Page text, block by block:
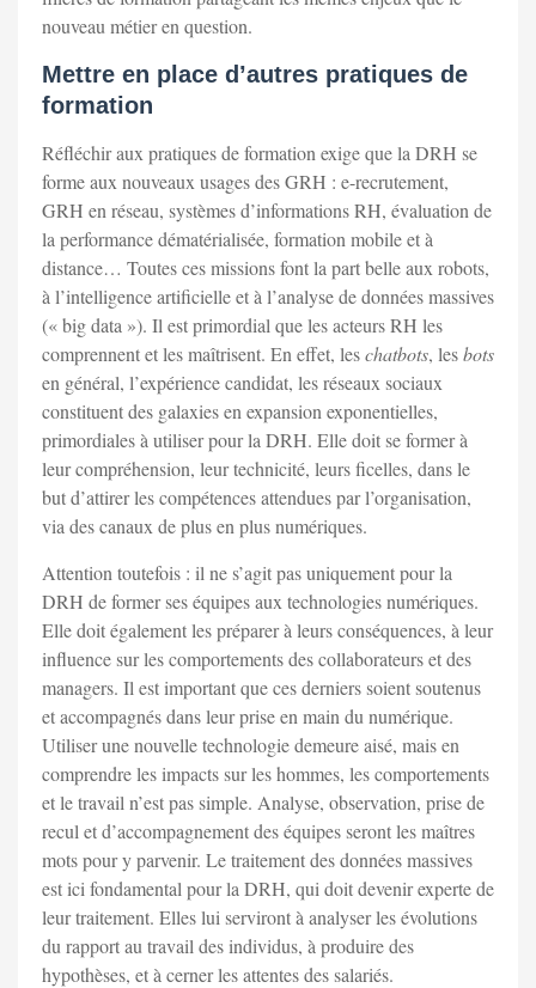
nouveau métier en question.
Mettre en place d’autres pratiques de
formation
Réfléchir aux pratiques de formation exige que la DRH se
forme aux nouveaux usages des GRH : e-recrutement,
GRH en réseau, systèmes d’informations RH, évaluation de
la performance dématérialisée, formation mobile et à
distance… Toutes ces missions font la part belle aux robots,
à l’intelligence artificielle et à l’analyse de données massives
(« big data »). Il est primordial que les acteurs RH les
comprennent et les maîtrisent. En effet, leschatbots, lesbots
en général, l’expérience candidat, les réseaux sociaux
constituent des galaxies en expansion exponentielles,
primordiales à utiliser pour la DRH. Elle doit se former à
leur compréhension, leur technicité, leurs ficelles, dans le
but d’attirer les compétences attendues par l’organisation,
via des canaux de plus en plus numériques.
Attention toutefois : il ne s’agit pas uniquement pour la
DRH de former ses équipes aux technologies numériques.
Elle doit également les préparer à leurs conséquences, à leur
influence sur les comportements des collaborateurs et des
managers. Il est important que ces derniers soient soutenus
et accompagnés dans leur prise en main du numérique.
Utiliser une nouvelle technologie demeure aisé, mais en
comprendre les impacts sur les hommes, les comportements
et le travail n’est pas simple. Analyse, observation, prise de
recul et d’accompagnement des équipes seront les maîtres
mots pour y parvenir. Le traitement des données massives
est ici fondamental pour la DRH, qui doit devenir experte de
leur traitement. Elles lui serviront à analyser les évolutions
du rapport au travail des individus, à produire des
hypothèses, et à cerner les attentes des salariés.